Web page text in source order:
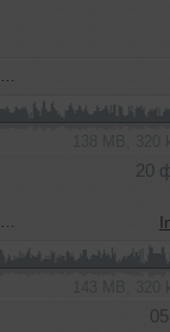
20